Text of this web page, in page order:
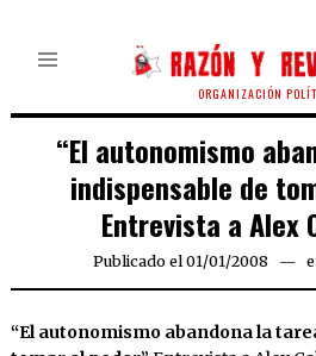
ORGANIZACIÓN
“El autonomismo
indispensable de
Entrevista a Alex
Publicado el 01/01/2008 24/
“El autonomismo abandona la